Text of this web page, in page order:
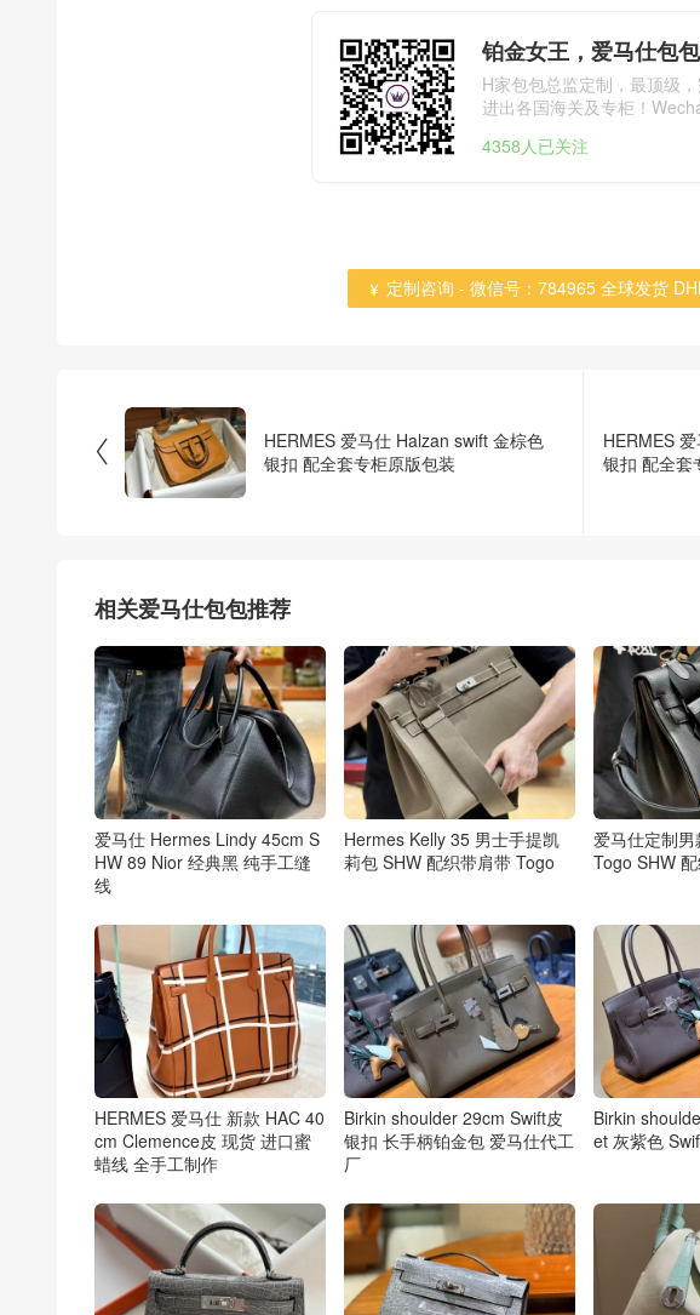
铂金女王，爱马仕包
H家包包总监定制，最顶级
进出各国海关及专柜！
4358人已关注
 定制咨询 - 微信号：784965 全球发货

HERMES 爱马仕 Halzan swift 金棕色
银扣 配全套专柜原版包装
HERMES
银扣 配全套
相关爱马仕包包推荐
爱马仕 Hermes Lindy 45cm S
HW 89 Nior 经典黑 纯手工缝
线
Hermes Kelly 35 男士手提凯
莉包 SHW 配织带肩带 Togo
爱马仕定制
Togo SHW
HERMES 爱马仕 新款 HAC 40
cm Clemence皮 现货 进口蜜
蜡线 全手工制作
Birkin shoulder 29cm Swift皮
银扣 长手柄铂金包 爱马仕代工
厂
Birkin
et 灰紫色